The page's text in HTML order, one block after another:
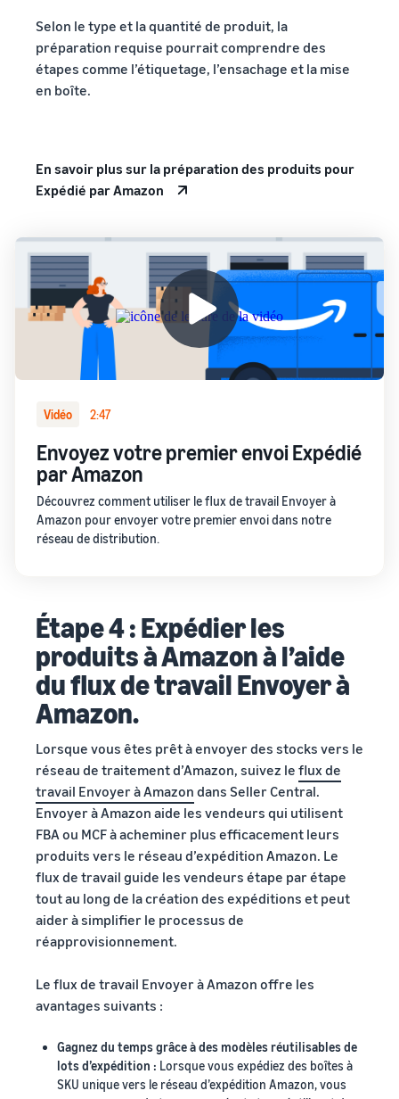
Selon le type et la quantité de produit, la
préparation requise pourrait comprendre des
étapes comme l’étiquetage, l’ensachage et la mise
en boîte.
En savoir plus sur la préparation des produits pour
Expédié par Amazon
Vidéo 2:47
Envoyez votre premier envoi Expédié
par Amazon
Découvrez comment utiliser le flux de travail Envoyer à
Amazon pour envoyer votre premier envoi dans notre
réseau de distribution.
Étape 4 : Expédier les
produits à Amazon à l’aide
du flux de travail Envoyer à
Amazon.
Lorsque vous êtes prêt à envoyer des stocks vers le
réseau de traitement d’Amazon, suivez le flux de
travail Envoyer à Amazon dans Seller Central.
Envoyer à Amazon aide les vendeurs qui utilisent
FBA ou MCF à acheminer plus efficacement leurs
produits vers le réseau d’expédition Amazon. Le
flux de travail guide les vendeurs étape par étape
tout au long de la création des expéditions et peut
aider à simplifier le processus de
réapprovisionnement.
Le flux de travail Envoyer à Amazon offre les
avantages suivants :
Gagnez du temps grâce à des modèles réutilisables de
lots d’expédition : Lorsque vous expédiez des boîtes à
SKU unique vers le réseau d’expédition Amazon, vous